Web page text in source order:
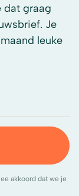
dat graag
Je
leuke
akkoord dat we je